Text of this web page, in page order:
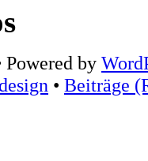
Powered by
• Beiträge